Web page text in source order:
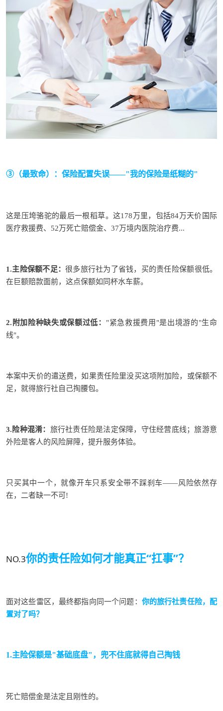
③（最致命）：保险配置失误——"我的保险是纸糊的"
这是压垮骆驼的最后一根稻草。这178万里，包括84万天价国际
医疗救援费、52万死亡赔偿金、37万境内医院治疗费...
1.主险保额不足：很多旅行社为了省钱，买的责任险保额很低。
在巨额赔款面前，这点保额如同杯水车薪。
2. 附加险种缺失或保额过低： "紧急救援费用"是出境游的"生命
线"。
本案中天价的遣送费，如果责任险里没买这项附加险，或保额不
足，就得旅行社自己掏腰包。
3. 险种混淆： 旅行社责任险是法定保障，守住经营底线；旅游意
外险是客人的风险屏障，提升服务体验。
只买其中一个，就像开车只系安全带不踩刹车——风险依然存
在，二者缺一不可!
NO.3你的责任险如何才能真正“扛事”？
面对这些雷区，最终都指向同一个问题： 你的旅行社责任险，配
置对了吗？
1.主险保额是"基础底盘"，兜不住底就得自己掏钱
死亡赔偿金是法定且刚性的。